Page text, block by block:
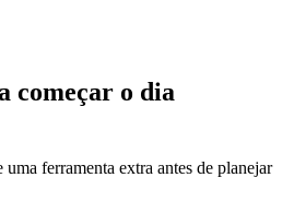
começar o dia
ferramenta extra antes de planejar